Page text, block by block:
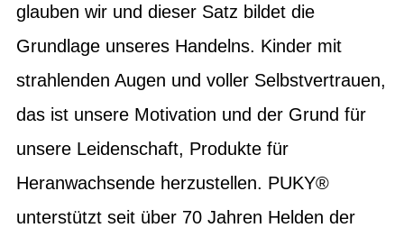
glauben wir und dieser Satz bildet die
Grundlage unseres Handelns. Kinder mit
strahlenden Augen und voller Selbstvertrauen,
das ist unsere Motivation und der Grund für
unsere Leidenschaft, Produkte für
Heranwachsende herzustellen. PUKY®
unterstützt seit über 70 Jahren Helden der